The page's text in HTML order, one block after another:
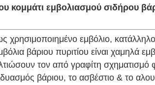
κομμάτι εμβολιασμού σιδήρου
χρησιμοποιημένο εμβόλιο,
βάριου πυριτίου είναι χαμηλά
τον από γραφίτη
βάριου, το ασβέστιο & το